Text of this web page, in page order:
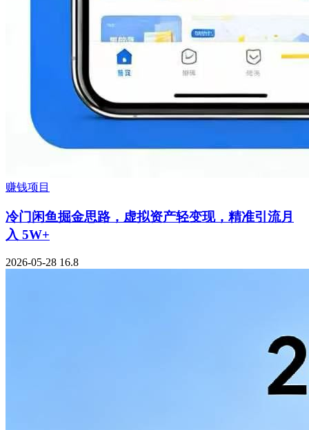
赚钱项目
冷门闲鱼掘金思路，虚拟资产轻变现，精准引流月
入 5W+
2026-05-28 16.8